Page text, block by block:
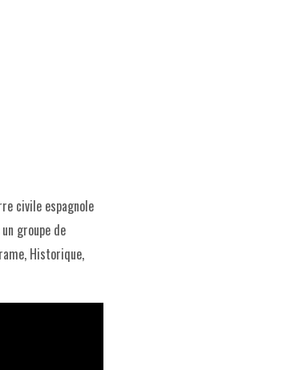
civile espagnole
groupe de
Historique,